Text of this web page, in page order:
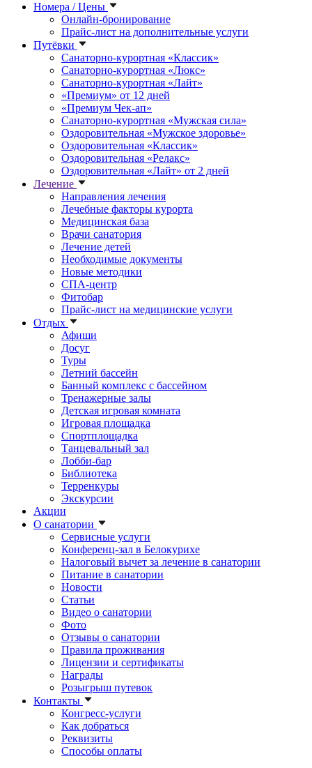
Номера / Цены
Онлайн-бронирование
Прайс-лист на дополнительные услуги
Путёвки
Санаторно-курортная «Классик»
Санаторно-курортная «Люкс»
Санаторно-курортная «Лайт»
«Премиум» от 12 дней
«Премиум Чек-ап»
Санаторно-курортная «Мужская сила»
Оздоровительная «Мужское здоровье»
Оздоровительная «Классик»
Оздоровительная «Релакс»
Оздоровительная «Лайт» от 2 дней
Лечение
Направления лечения
Лечебные факторы курорта
Медицинская база
Врачи санатория
Лечение детей
Необходимые документы
Новые методики
СПА-центр
Фитобар
Прайс-лист на медицинские услуги
Отдых
Афиши
Досуг
Туры
Летний бассейн
Банный комплекс с бассейном
Тренажерные залы
Детская игровая комната
Игровая площадка
Спортплощадка
Танцевальный зал
Лобби-бар
Библиотека
Терренкуры
Экскурсии
Акции
О санатории
Сервисные услуги
Конференц-зал в Белокурихе
Налоговый вычет за лечение в санатории
Питание в санатории
Новости
Статьи
Видео о санатории
Фото
Отзывы о санатории
Правила проживания
Лицензии и сертификаты
Награды
Розыгрыш путевок
Контакты
Конгресс-услуги
Как добраться
Реквизиты
Способы оплаты